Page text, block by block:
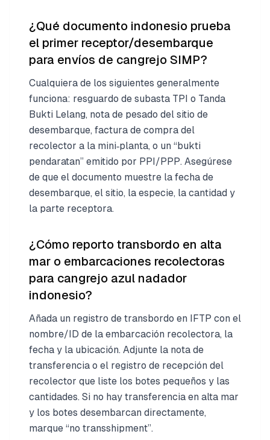
¿Qué documento indonesio prueba
el primer receptor/desembarque
para envíos de cangrejo SIMP?
Cualquiera de los siguientes generalmente
funciona: resguardo de subasta TPI o Tanda
Bukti Lelang, nota de pesado del sitio de
desembarque, factura de compra del
recolector a la mini‑planta, o un “bukti
pendaratan” emitido por PPI/PPP. Asegúrese
de que el documento muestre la fecha de
desembarque, el sitio, la especie, la cantidad y
la parte receptora.
¿Cómo reporto transbordo en alta
mar o embarcaciones recolectoras
para cangrejo azul nadador
indonesio?
Añada un registro de transbordo en IFTP con el
nombre/ID de la embarcación recolectora, la
fecha y la ubicación. Adjunte la nota de
transferencia o el registro de recepción del
recolector que liste los botes pequeños y las
cantidades. Si no hay transferencia en alta mar
y los botes desembarcan directamente,
marque “no transshipment”.